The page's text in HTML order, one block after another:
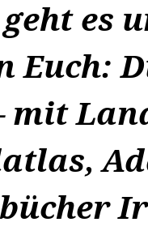
es
Euch:
mit